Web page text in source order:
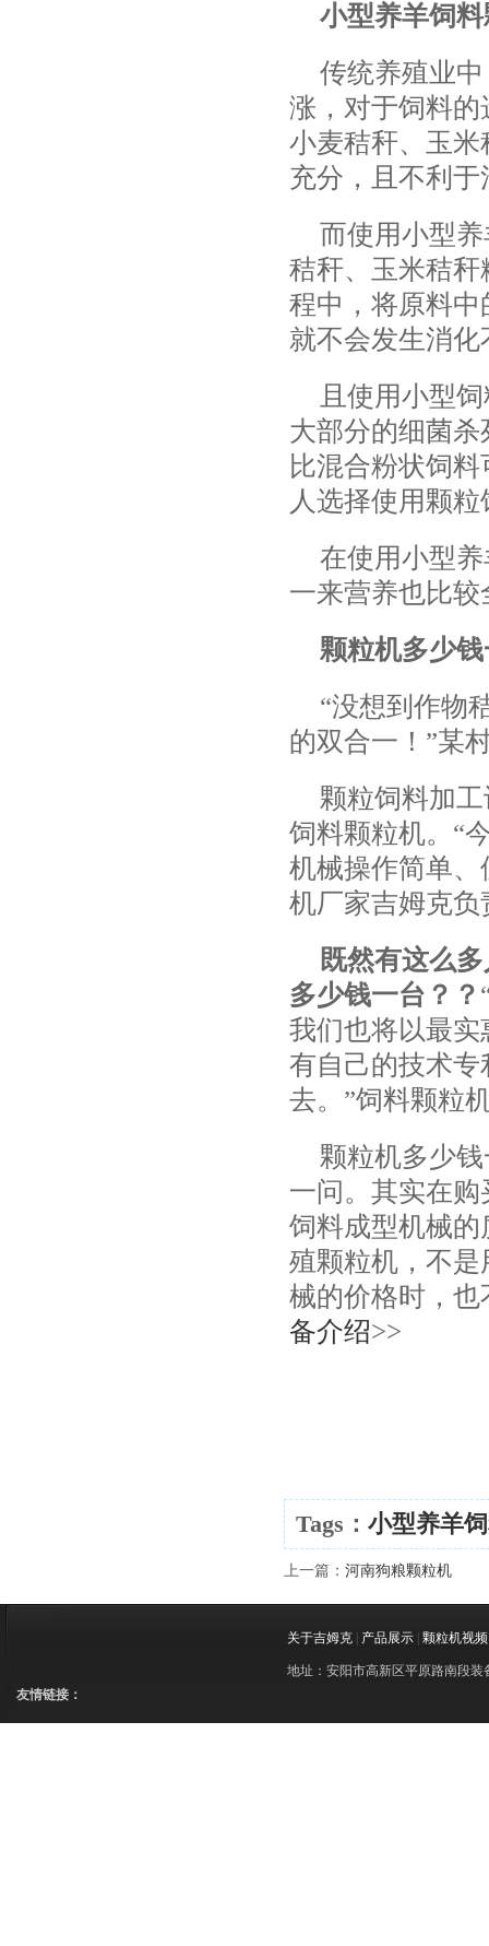
小型养羊饲
传统养殖业
涨，对于饲料
小麦秸秆、玉
充分，且不利于
而使用小型
秸秆、玉米秸
程中，将原料
就不会发生消
且使用小型
大部分的细菌
比混合粉状饲
人选择使用颗
在使用小型
一来营养也比
颗粒机多少
“没想到作物
的双合一！”某
颗粒饲料加
饲料颗粒机。“
机械操作简单
机厂家吉姆克负
既然有这么
多少钱一台？？
我们也将以最
有自己的技术
去。”饲料颗粒
颗粒机多少
一问。其实在
饲料成型机械
殖颗粒机，不
械的价格时，
备介绍>>
Tags： 小型养羊
上一篇： 河南狗粮颗粒机
关于吉姆克 产品展示 颗粒机视频
地址：安阳市高新区平原路南段装
友情链接：